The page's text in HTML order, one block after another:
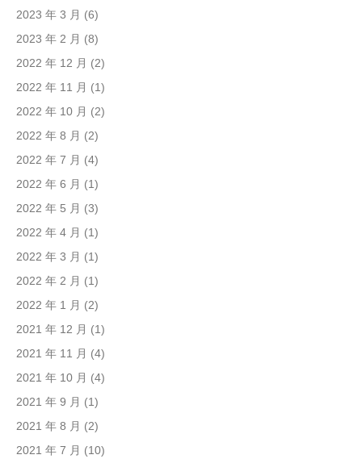
2023 年 3 月 (6)
2023 年 2 月 (8)
2022 年 12 月 (2)
2022 年 11 月 (1)
2022 年 10 月 (2)
2022 年 8 月 (2)
2022 年 7 月 (4)
2022 年 6 月 (1)
2022 年 5 月 (3)
2022 年 4 月 (1)
2022 年 3 月 (1)
2022 年 2 月 (1)
2022 年 1 月 (2)
2021 年 12 月 (1)
2021 年 11 月 (4)
2021 年 10 月 (4)
2021 年 9 月 (1)
2021 年 8 月 (2)
2021 年 7 月 (10)